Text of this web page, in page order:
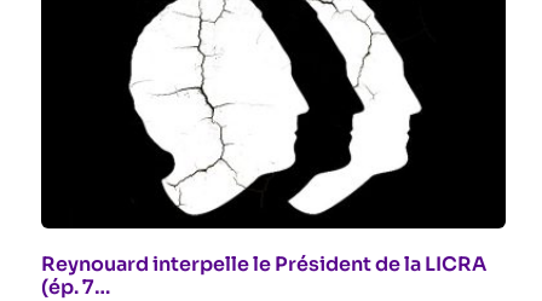
Reynouard interpelle le Président de la LICRA
(ép. 7…